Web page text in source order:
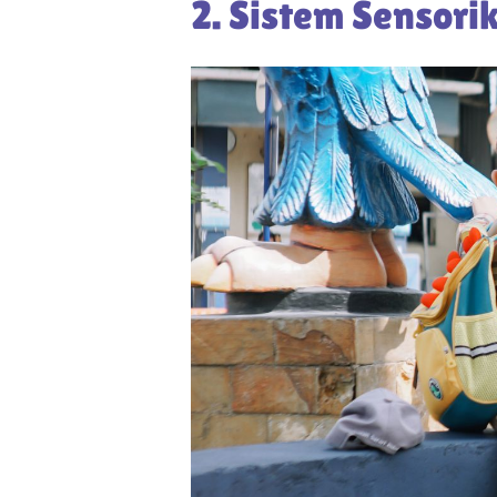
2. Sistem